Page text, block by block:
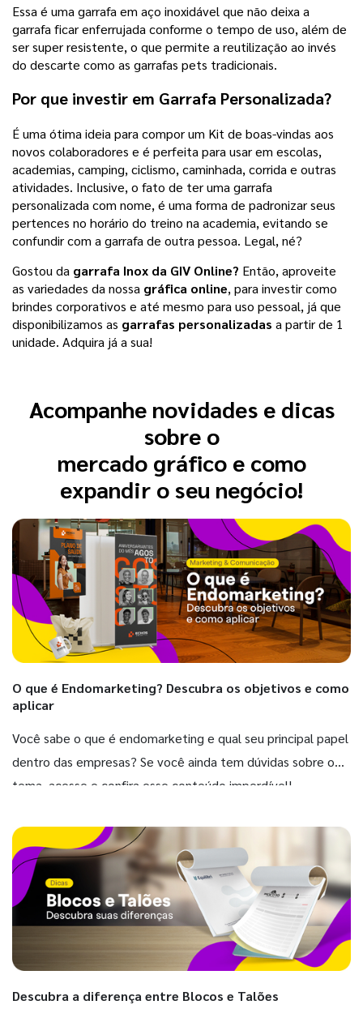
Essa é uma garrafa em aço inoxidável que não deixa a
garrafa ficar enferrujada conforme o tempo de uso, além de
ser super resistente, o que permite a reutilização ao invés
do descarte como as garrafas pets tradicionais.
Por que investir em Garrafa Personalizada?
É uma ótima ideia para compor um Kit de boas-vindas aos
novos colaboradores e é perfeita para usar em escolas,
academias, camping, ciclismo, caminhada, corrida e outras
atividades. Inclusive, o fato de ter uma garrafa
personalizada com nome, é uma forma de padronizar seus
pertences no horário do treino na academia, evitando se
confundir com a garrafa de outra pessoa. Legal, né?
Gostou da garrafa Inox da GIV Online? Então, aproveite
as variedades da nossa gráfica online, para investir como
brindes corporativos e até mesmo para uso pessoal, já que
disponibilizamos as garrafas personalizadas a partir de 1
unidade. Adquira já a sua!
Acompanhe novidades e dicas
sobre o
mercado gráfico e como
expandir o seu negócio!
O que é Endomarketing? Descubra os objetivos e como
aplicar
Você sabe o que é endomarketing e qual seu principal papel
dentro das empresas? Se você ainda tem dúvidas sobre o
tema, acesse e confira esse conteúdo imperdível!
Descubra a diferença entre Blocos e Talões